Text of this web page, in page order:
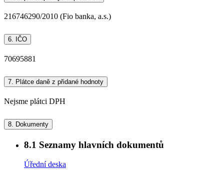
216746290/2010 (Fio banka, a.s.)
6. IČO
70695881
7. Plátce daně z přidané hodnoty
Nejsme plátci DPH
8. Dokumenty
8.1 Seznamy hlavních dokumentů
Úřední deska